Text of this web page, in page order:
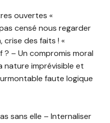
ouvertes «
censé nous regarder
crise des faits ! «
– Un compromis moral
nature imprévisible et
faute logique
sans elle – Internaliser